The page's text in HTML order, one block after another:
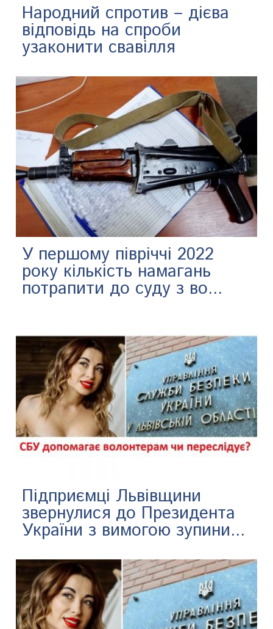
Народний спротив – дієва
відповідь на спроби
узаконити свавілля
У першому півріччі 2022
року кількість намагань
потрапити до суду з во...
Підприємці Львівщини
звернулися до Президента
України з вимогою зупини...